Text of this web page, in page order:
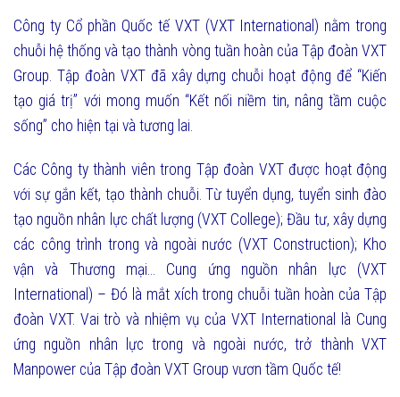
Công ty Cổ phần Quốc tế VXT (VXT International) nằm trong
chuỗi hệ thống và tạo thành vòng tuần hoàn của Tập đoàn VXT
Group. Tập đoàn VXT đã xây dựng chuỗi hoạt động để “Kiến
tạo giá trị” với mong muốn “Kết nối niềm tin, nâng tầm cuộc
sống” cho hiện tại và tương lai.
Các Công ty thành viên trong Tập đoàn VXT được hoạt động
với sự gắn kết, tạo thành chuỗi. Từ tuyển dụng, tuyển sinh đào
tạo nguồn nhân lực chất lượng (VXT College); Đầu tư, xây dựng
các công trình trong và ngoài nước (VXT Construction); Kho
vận và Thương mại… Cung ứng nguồn nhân lực (VXT
International) – Đó là mắt xích trong chuỗi tuần hoàn của Tập
đoàn VXT. Vai trò và nhiệm vụ của VXT International là Cung
ứng nguồn nhân lực trong và ngoài nước, trở thành VXT
Manpower của Tập đoàn VXT Group vươn tầm Quốc tế!